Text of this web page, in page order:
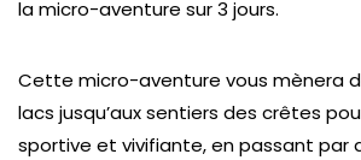
la micro-aventure sur 3 jours.
Cette micro-aventure vous mènera
lacs jusqu’aux sentiers des crêtes
sportive et vivifiante, en passant par